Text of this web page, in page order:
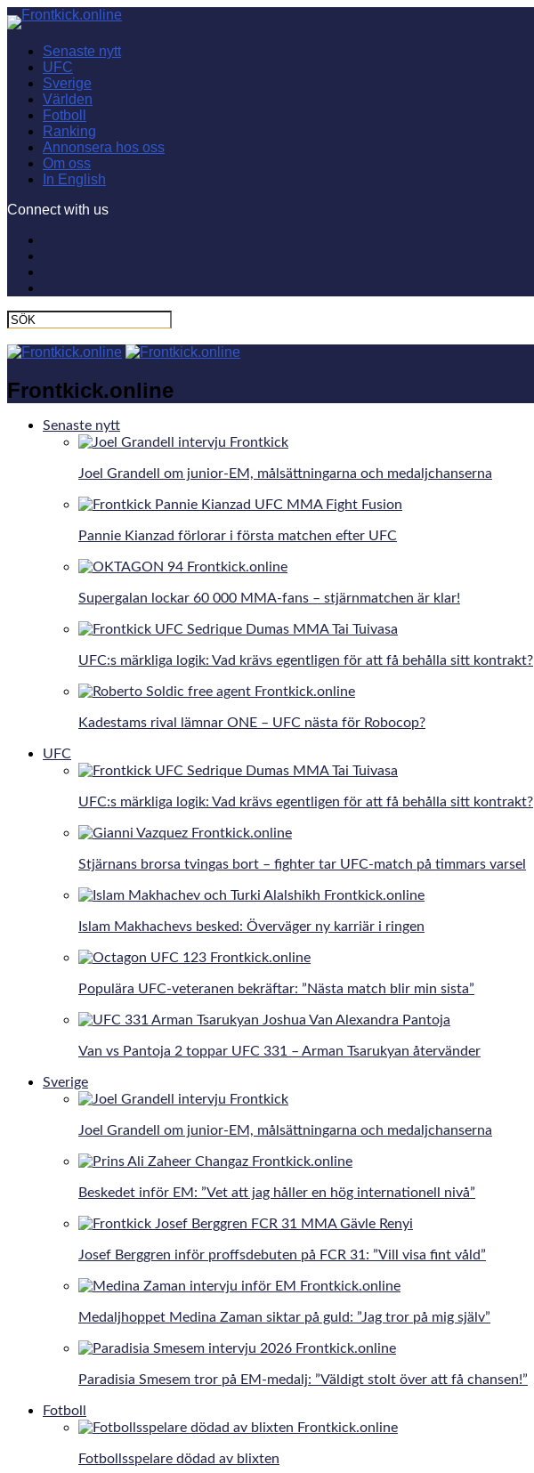
Senaste nytt
UFC
Sverige
Världen
Fotboll
Ranking
Annonsera hos oss
Om oss
In English
Connect with us
Frontkick.online
Senaste nytt
Joel Grandell om junior-EM, målsättningarna och medaljchanserna
Pannie Kianzad förlorar i första matchen efter UFC
Supergalan lockar 60 000 MMA-fans – stjärnmatchen är klar!
UFC:s märkliga logik: Vad krävs egentligen för att få behålla sitt kontrakt?
Kadestams rival lämnar ONE – UFC nästa för Robocop?
UFC
UFC:s märkliga logik: Vad krävs egentligen för att få behålla sitt kontrakt?
Stjärnans brorsa tvingas bort – fighter tar UFC-match på timmars varsel
Islam Makhachevs besked: Överväger ny karriär i ringen
Populära UFC-veteranen bekräftar: ”Nästa match blir min sista”
Van vs Pantoja 2 toppar UFC 331 – Arman Tsarukyan återvänder
Sverige
Joel Grandell om junior-EM, målsättningarna och medaljchanserna
Beskedet inför EM: ”Vet att jag håller en hög internationell nivå”
Josef Berggren inför proffsdebuten på FCR 31: ”Vill visa fint våld”
Medaljhoppet Medina Zaman siktar på guld: ”Jag tror på mig själv”
Paradisia Smesem tror på EM-medalj: ”Väldigt stolt över att få chansen!”
Fotboll
Fotbollsspelare dödad av blixten